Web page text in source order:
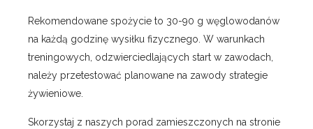
Rekomendowane spożycie to 30-90 g węglowodanów
na każdą godzinę wysiłku fizycznego. W warunkach
treningowych, odzwierciedlających start w zawodach,
należy przetestować planowane na zawody strategie
żywieniowe.
Skorzystaj z naszych porad zamieszczonych na stronie